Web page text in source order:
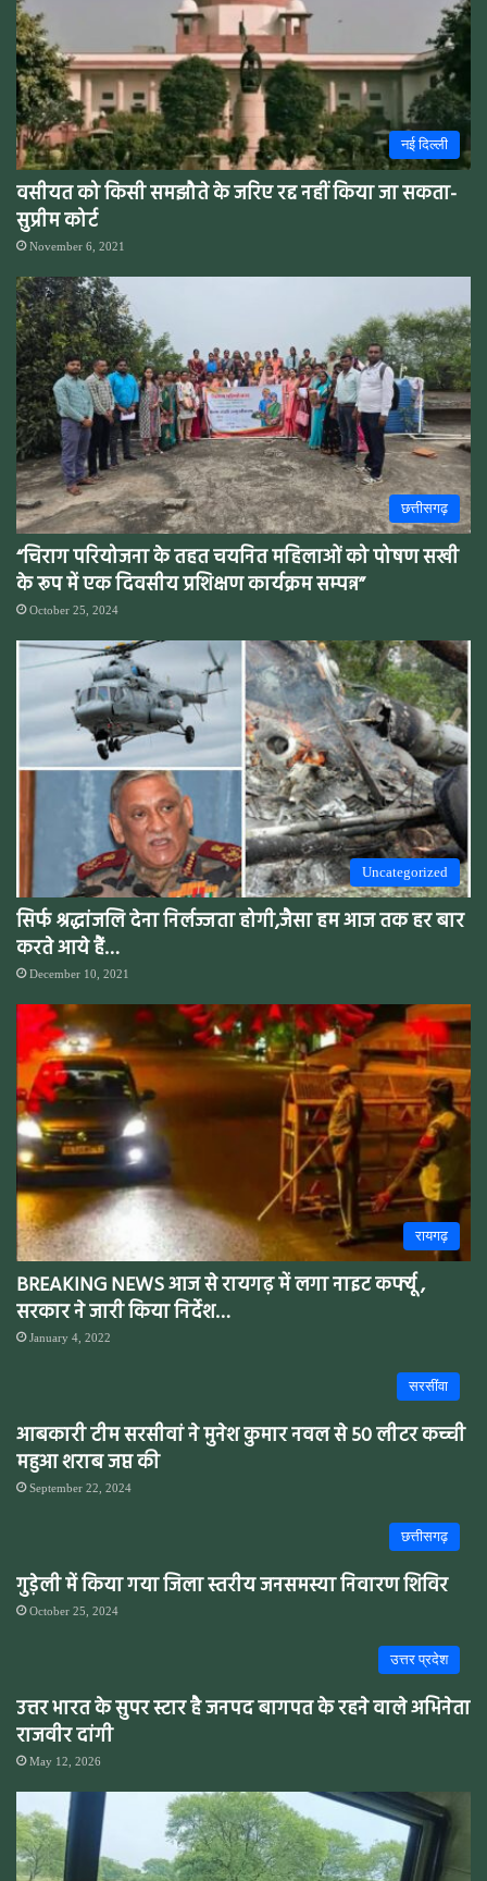
नई दिल्ली
वसीयत को किसी समझौते के जरिए रद्द नहीं किया जा सकता-
सुप्रीम कोर्ट
November 6, 2021
छत्तीसगढ़
“चिराग परियोजना के तहत चयनित महिलाओं को पोषण सखी
के रूप में एक दिवसीय प्रशिक्षण कार्यक्रम सम्पन्न”
October 25, 2024
Uncategorized
सिर्फ श्रद्धांजलि देना निर्लज्जता होगी,जैसा हम आज तक हर बार
करते आये हैं…
December 10, 2021
रायगढ़
BREAKING NEWS आज से रायगढ़ में लगा नाइट कर्फ्यू ,
सरकार ने जारी किया निर्देश…
January 4, 2022
सरसींवा
आबकारी टीम सरसीवां ने मुनेश कुमार नवल से 50 लीटर कच्ची
महुआ शराब जप्त की
September 22, 2024
छत्तीसगढ़
गुड़ेली में किया गया जिला स्तरीय जनसमस्या निवारण शिविर
October 25, 2024
उत्तर प्रदेश
उत्तर भारत के सुपर स्टार है जनपद बागपत के रहने वाले अभिनेता
राजवीर दांगी
May 12, 2026